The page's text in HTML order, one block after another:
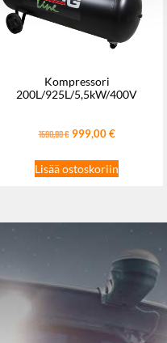
Kompressori
200L/925L/5,5kW/400V
1590,00€ 999,00€
Lisää ostoskoriin